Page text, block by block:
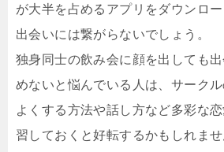
が大半を占めるアプリをダウンロ
出会いには繋がらないでしょう。
独身同士の飲み会に顔を出しても
めないと悩んでいる人は、サーク
よくする方法や話し方など多彩な
習しておくと好転するかもしれませ